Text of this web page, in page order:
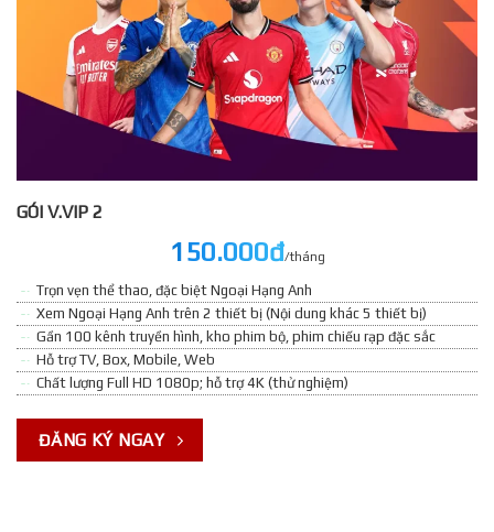
GÓI V.VIP 2
150.000đ/tháng
Trọn vẹn thể thao, đặc biệt Ngoại Hạng Anh
Xem Ngoại Hạng Anh trên 2 thiết bị (Nội dung khác 5 thiết bị)
Gần 100 kênh truyền hình, kho phim bộ, phim chiếu rạp đặc sắc
Hỗ trợ TV, Box, Mobile, Web
Chất lượng Full HD 1080p; hỗ trợ 4K (thử nghiệm)
ĐĂNG KÝ NGAY